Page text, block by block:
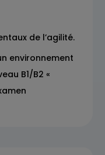
de l’agilité.
environnement
B1/B2 «